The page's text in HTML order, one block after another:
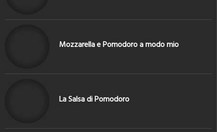
Mozzarella e Pomodoro a modo mio
La Salsa di Pomodoro